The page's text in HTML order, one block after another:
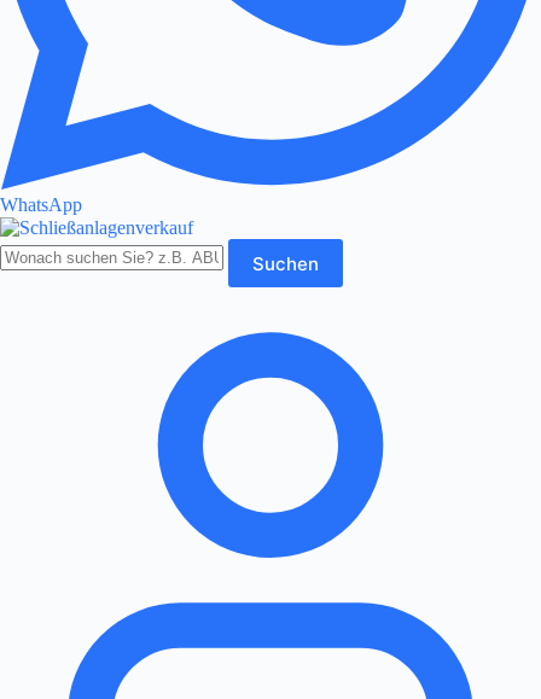
WhatsApp
Produkte
durchsuchen
Suchen